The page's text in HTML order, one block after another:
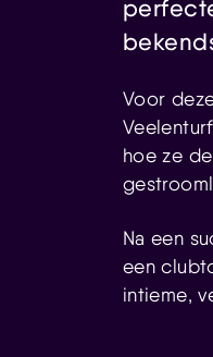
Voor
hoe ze
Na een
een
intieme,